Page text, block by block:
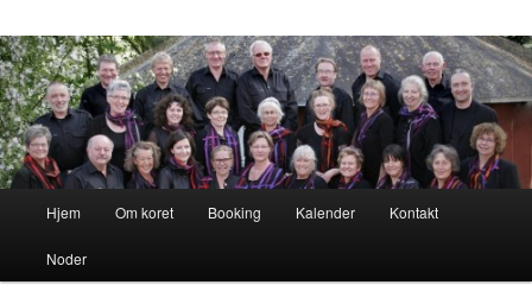
Hjem Om koret Booking Kalender Kontakt
Noder